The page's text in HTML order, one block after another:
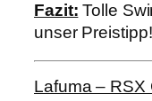
Fazit: Tolle
unser Preistipp!
Lafuma – RSX